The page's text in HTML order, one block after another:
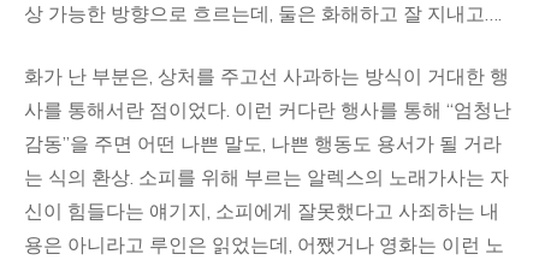
상 가능한 방향으로 흐르는데, 둘은 화해하고 잘 지내고….
화가 난 부분은, 상처를 주고선 사과하는 방식이 거대한 행
사를 통해서란 점이었다. 이런 커다란 행사를 통해 “엄청난
감동”을 주면 어떤 나쁜 말도, 나쁜 행동도 용서가 될 거라
는 식의 환상. 소피를 위해 부르는 알렉스의 노래가사는 자
신이 힘들다는 얘기지, 소피에게 잘못했다고 사죄하는 내
용은 아니라고 루인은 읽었는데, 어쨌거나 영화는 이런 노